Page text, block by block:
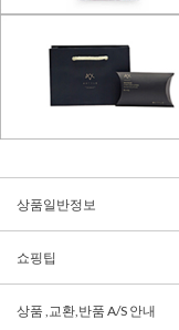
상품일반정보
쇼핑팁
상품 ,교환,반품 A/S 안내